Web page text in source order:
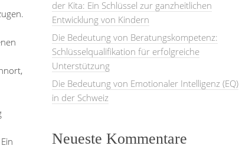
der Kita: Ein Schlüssel zur ganzheitlichen
Entwicklung von Kindern
Die Bedeutung von Beratungskompetenz:
Schlüsselqualifikation für erfolgreiche
Unterstützung
Die Bedeutung von Emotionaler Intelligenz (EQ)
in der Schweiz
Neueste Kommentare